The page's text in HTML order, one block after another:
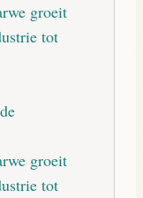
groeit
tot
groeit
tot